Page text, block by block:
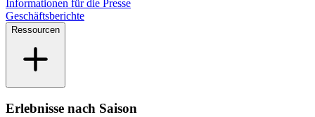
Informationen für die Presse
Geschäftsberichte
Ressourcen
Erlebnisse nach Saison